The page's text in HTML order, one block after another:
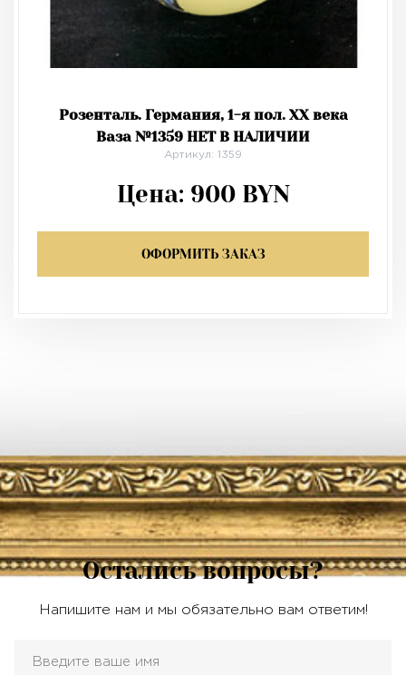
Розенталь. Германия, 1-я пол. XX века
Ваза №1359 НЕТ В НАЛИЧИИ
Артикул: 1359
Цена: 900BYN
ОФОРМИТЬ ЗАКАЗ
Остались вопросы?
Напишите нам и мы обязательно вам ответим!